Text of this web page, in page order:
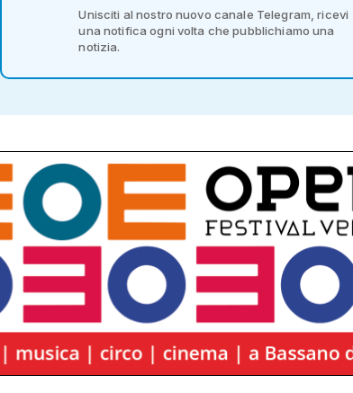
Unisciti al nostro nuovo canale Telegram, ricevi
una notifica ogni volta che pubblichiamo una
notizia.